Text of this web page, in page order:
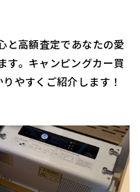
と高額査定であなたの愛
す。キャンピングカー買
やすくご紹介します！